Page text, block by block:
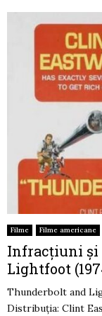
Filme Filme americane
Infracțiuni și
Lightfoot
Thunderbolt and
Distribuția: Clint